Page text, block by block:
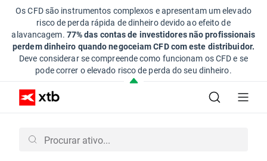
Os CFD são instrumentos complexos e apresentam um elevado
risco de perda rápida de dinheiro devido ao efeito de
alavancagem. 77% das contas de investidores não profissionais
perdem dinheiro quando negoceiam CFD com este distribuidor.
Deve considerar se compreende como funcionam os CFD e se
pode correr o elevado risco de perda do seu dinheiro.